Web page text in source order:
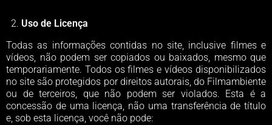
Uso de Licença
Todas as informações contidas no site, inclusive filmes e
vídeos, não podem ser copiados ou baixados, mesmo que
temporariamente. Todos os filmes e vídeos disponibilizados
no site são protegidos por direitos autorais, do Filmambiente
ou de terceiros, que não podem ser violados. Esta é a
concessão de uma licença, não uma transferência de título
e, sob esta licença, você não pode: